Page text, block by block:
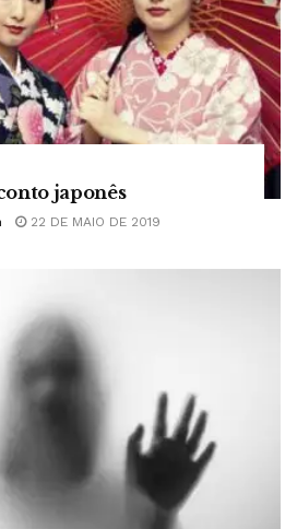
japonês
22 DE MAIO DE 2019